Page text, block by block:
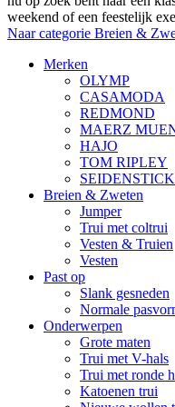
weekend of een feestelijk
Naar categorie Breien &
Merken
OLYMP
CASAMODA
REDMOND
MAERZ
HAJO
TOM RIPLEY
Breien & Zweten
Jumper
Trui met coltrui
Vesten & Truien
Vesten
Past op
Slank gesneden
Normale
Onderwerpen
Grote maten
Trui met V-hals
Trui met ronde
Katoenen trui